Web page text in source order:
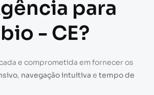
para
- CE?
e comprometida em fornecer os
, navegação intuitiva e tempo de